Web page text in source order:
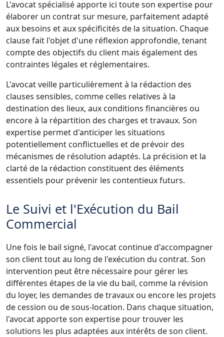
L'avocat spécialisé apporte ici toute son expertise pour
élaborer un contrat sur mesure, parfaitement adapté
aux besoins et aux spécificités de la situation. Chaque
clause fait l'objet d'une réflexion approfondie, tenant
compte des objectifs du client mais également des
contraintes légales et réglementaires.
L'avocat veille particulièrement à la rédaction des
clauses sensibles, comme celles relatives à la
destination des lieux, aux conditions financières ou
encore à la répartition des charges et travaux. Son
expertise permet d'anticiper les situations
potentiellement conflictuelles et de prévoir des
mécanismes de résolution adaptés. La précision et la
clarté de la rédaction constituent des éléments
essentiels pour prévenir les contentieux futurs.
Le Suivi et l'Exécution du Bail
Commercial
Une fois le bail signé, l'avocat continue d'accompagner
son client tout au long de l'exécution du contrat. Son
intervention peut être nécessaire pour gérer les
différentes étapes de la vie du bail, comme la révision
du loyer, les demandes de travaux ou encore les projets
de cession ou de sous-location. Dans chaque situation,
l'avocat apporte son expertise pour trouver les
solutions les plus adaptées aux intérêts de son client.